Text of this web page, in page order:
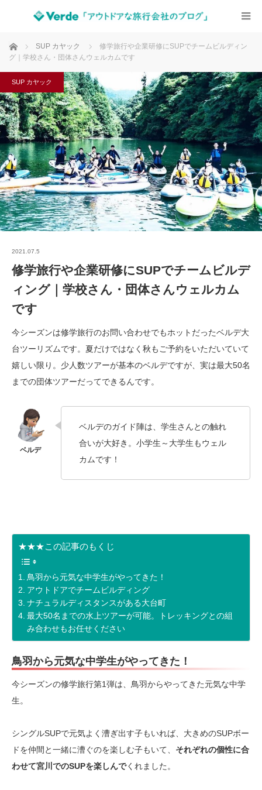
ホーム SUP カヤック
修学旅行や企業研修にSUPでチームビルディン
グ｜学校さん・団体さんウェルカムです
SUP カヤック
2021.07.5
修学旅行や企業研修にSUPでチームビルデ
ィング｜学校さん・団体さんウェルカム
です
今シーズンは修学旅行のお問い合わせでもホットだったベルデ大
台ツーリズムです。夏だけではなく秋もご予約をいただいていて
嬉しい限り。少人数ツアーが基本のベルデですが、実は最大50名
までの団体ツアーだってできるんです。
ベルデのガイド陣は、学生さんとの触れ
合いが大好き。小学生～大学生もウェル
カムです！
★★★この記事のもくじ
鳥羽から元気な中学生がやってきた！
アウトドアでチームビルディング
ナチュラルディスタンスがある大台町
最大50名までの水上ツアーが可能。トレッキングとの組
み合わせもお任せください
鳥羽から元気な中学生がやってきた！
今シーズンの修学旅行第1弾は、鳥羽からやってきた元気な中学
生。
シングルSUPで元気よく漕ぎ出す子もいれば、大きめのSUPボー
ドを仲間と一緒に漕ぐのを楽しむ子もいて、 それぞれの個性に合
わせて宮川でのSUPを楽しんでくれました。